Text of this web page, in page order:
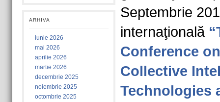
ARHIVA
iunie 2026
mai 2026
aprilie 2026
martie 2026
decembrie 2025
noiembrie 2025
octombrie 2025
Septembrie
internaţională
Conference
Collective
Technologies